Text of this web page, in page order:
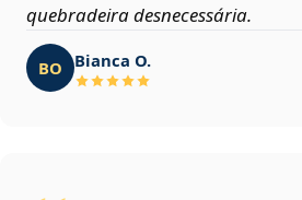
quebradeira desnecessária.
BO Bianca O.